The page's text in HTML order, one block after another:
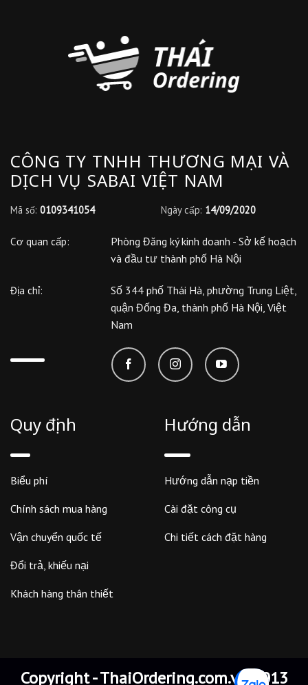
CÔNG TY TNHH THƯƠNG MẠI VÀ
DỊCH VỤ SABAI VIỆT NAM
Mã số: 0109341054 Ngày cấp: 14/09/2020
Cơ quan cấp:
Phòng Đăng ký kinh doanh - Sở kế hoạch
và đầu tư thành phố Hà Nội
Địa chỉ:
Số 344 phố Thái Hà, phường Trung Liệt,
quận Đống Đa, thành phố Hà Nội, Việt
Nam
Quy định
Biểu phí
Chính sách mua hàng
Vận chuyển quốc tế
Đổi trả, khiếu nại
Khách hàng thân thiết
Hướng dẫn
Hướng dẫn nạp tiền
Cài đặt công cụ
Chi tiết cách đặt hàng
Copyright - ThaiOrdering.com.vn 2013